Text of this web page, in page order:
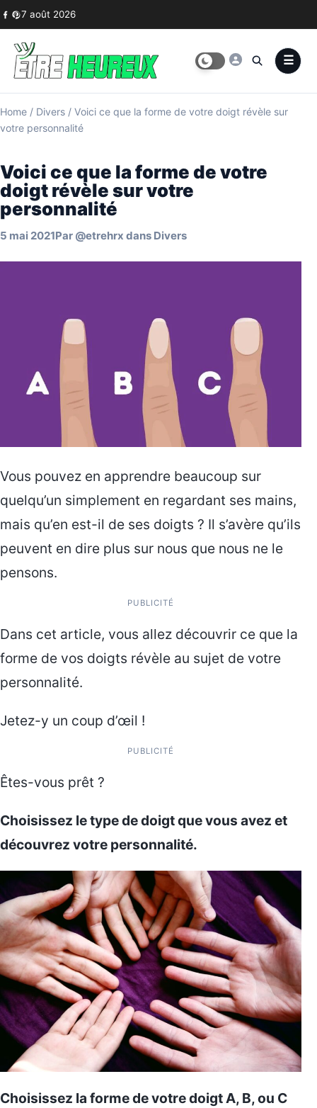
Skip to content
7 août 2026
Home / Divers / Voici ce que la forme de votre doigt révèle sur
votre personnalité
Voici ce que la forme de votre
doigt révèle sur votre
personnalité
5 mai 2021Par @etrehrx dans Divers
Vous pouvez en apprendre beaucoup sur
quelqu’un simplement en regardant ses mains,
mais qu’en est-il de ses doigts ? Il s’avère qu’ils
peuvent en dire plus sur nous que nous ne le
pensons.
PUBLICITÉ
Dans cet article, vous allez découvrir ce que la
forme de vos doigts révèle au sujet de votre
personnalité.
Jetez-y un coup d’œil !
PUBLICITÉ
Êtes-vous prêt ?
Choisissez le type de doigt que vous avez et
découvrez votre personnalité.
Choisissez la forme de votre doigt A, B, ou C